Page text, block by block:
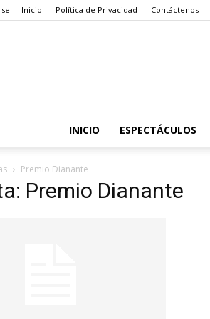
Inicio Política de Privacidad Contáctenos
INICIO ESPECTÁCULOS
Premio Dianante
Premio Dianante